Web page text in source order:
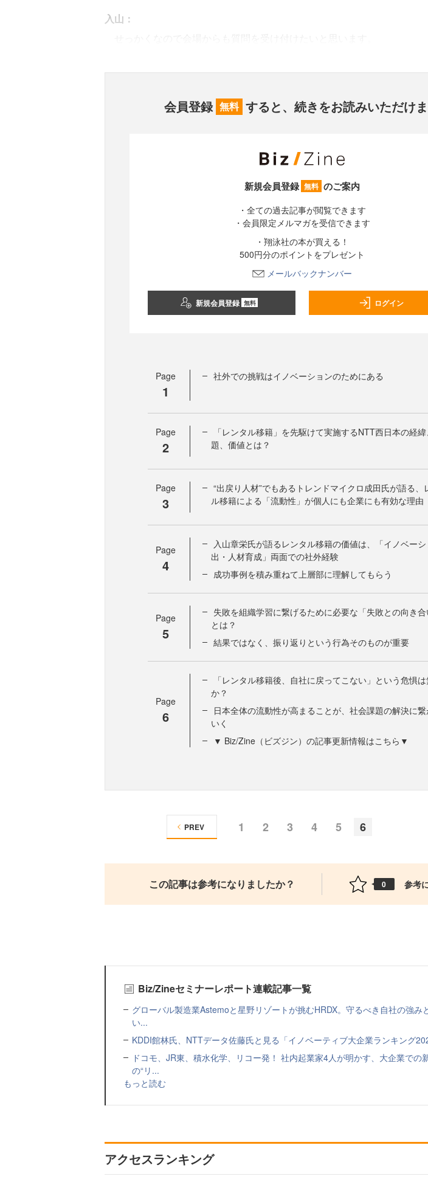
入山：
会員登録 無料 すると、続きをお読みいただけ
新規会員登録 無料 のご案内
・全ての過去記事が閲覧できます
・会員限定メルマガを受信できます
・翔泳社の本が買える！
500円分のポイントをプレゼント
メールバックナンバー
新規会員登録 無料 ログイン
Page
1
社外での挑戦はイノベーションのためにある
Page
2
「レンタル移籍」を先駆けて実施するNTT西日本の経
題、価値とは？
Page
3
“出戻り人材”でもあるトレンドマイクロ成田氏が語る、
ル移籍による「流動性」が個人にも企業にも有効な理由
Page
4
入山章栄氏が語るレンタル移籍の価値は、「イノベー
出・人材育成」両面での社外経験
成功事例を積み重ねて上層部に理解してもらう
Page
5
失敗を組織学習に繋げるために必要な「失敗との向き合
とは？
結果ではなく、振り返りという行為そのものが重要
Page
6
「レンタル移籍後、自社に戻ってこない」という危惧
か？
日本全体の流動性が高まることが、社会課題の解決に繋
いく
▼ Biz/Zine（ビズジン）の記事更新情報はこちら▼
1 2 3 4 5 6
PREV
この記事は参考になりましたか？ 0 参考
Biz/Zineセミナーレポート連載記事一覧
グローバル製造業Astemoと星野リゾートが挑むHRDX。守るべき自社の強み
い...
KDDI館林氏、NTTデータ佐藤氏と見る「イノベーティブ大企業ランキング
ドコモ、JR東、積水化学、リコー発！ 社内起業家4人が明かす、大企業での
の“リ...
もっと読む
アクセスランキング